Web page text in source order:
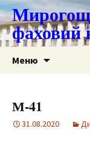
фаховий
Меню
М-41
31.08.2020